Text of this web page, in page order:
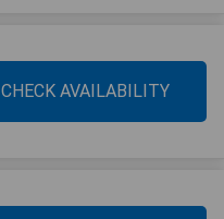
CHECK AVAILABILITY